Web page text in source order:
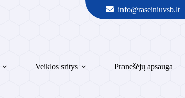
info@raseiniuvsb.lt
Veiklos sritys Pranešėjų apsauga